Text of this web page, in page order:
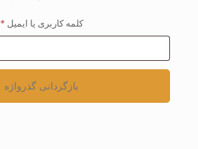
کلمه کاربری یا ایمیل *
بازگردانی گذرواژه